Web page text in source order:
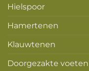
Hielspoor
Hamertenen
Klauwtenen
Doorgezakte voeten